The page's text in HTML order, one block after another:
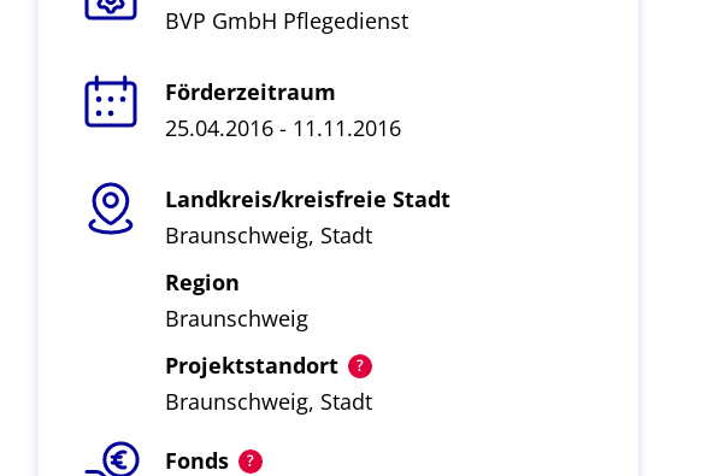
BVP GmbH Pflegedienst
Förderzeitraum
25.04.2016 - 11.11.2016
Landkreis/kreisfreie Stadt
Braunschweig, Stadt
Region
Braunschweig
Projektstandort
Braunschweig, Stadt
Fonds